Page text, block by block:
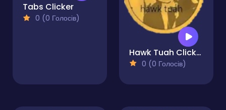
Tabs Clicker
0 (0 Голосів)
Hawk Tuah Clicker
0 (0 Голосів)